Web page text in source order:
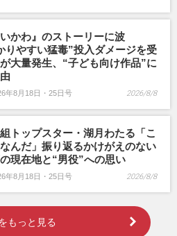
いかわ』のストーリーに波
りやすい猛毒”投入ダメージを受
大量発生、“子ども向け作品”に
年8月18日・25日号 2026/8/8
トップスター・湖月わたる「こ
んだ」振り返るかけがえのない
現在地と“男役”への思い
年8月18日・25日号 2026/8/8
もっと見る